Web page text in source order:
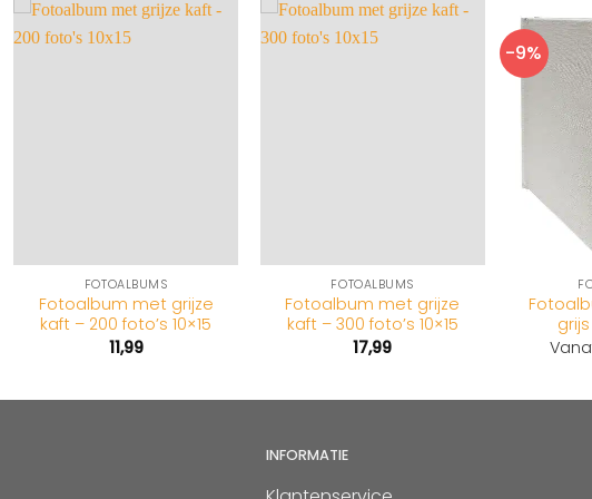
FOTOALBUMS
Fotoalbum met grijze
kaft – 200 foto’s 10×15
11,99
FOTOALBUMS
Fotoalbum met grijze
kaft – 300 foto’s 10×15
17,99
-9%
INFORMATIE